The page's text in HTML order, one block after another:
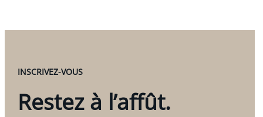
INSCRIVEZ-VOUS
Restez à l’affût.